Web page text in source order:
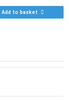
Add to basket